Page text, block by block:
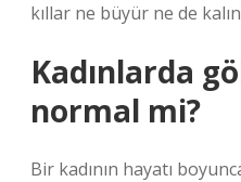
kıllar ne büyür ne de
Kadınlarda
normal mi?
Bir kadının hayatı